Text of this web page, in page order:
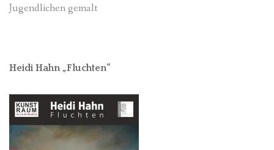
Jugendlichen gemalt
Heidi Hahn „Fluchten“